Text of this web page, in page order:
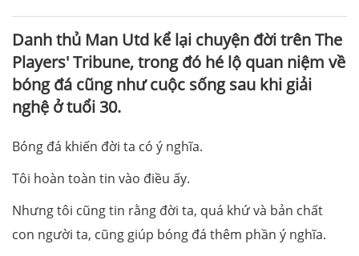
Danh thủ Man Utd kể lại chuyện đời trên The
Players' Tribune, trong đó hé lộ quan niệm về
bóng đá cũng như cuộc sống sau khi giải
nghệ ở tuổi 30.
Bóng đá khiến đời ta có ý nghĩa.
Tôi hoàn toàn tin vào điều ấy.
Nhưng tôi cũng tin rằng đời ta, quá khứ và bản chất
con người ta, cũng giúp bóng đá thêm phần ý nghĩa.